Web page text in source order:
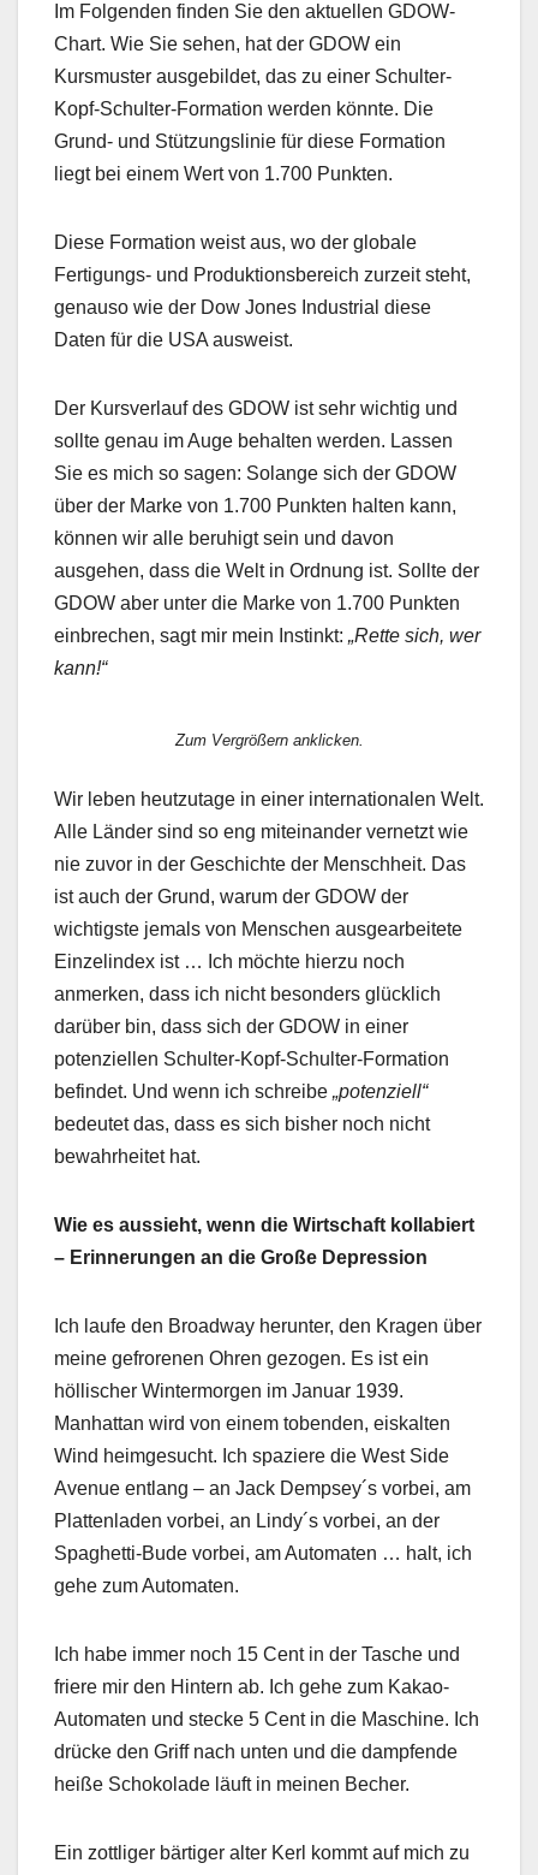
Im Folgenden finden Sie den aktuellen GDOW-
Chart. Wie Sie sehen, hat der GDOW ein
Kursmuster ausgebildet, das zu einer Schulter-
Kopf-Schulter-Formation werden könnte. Die
Grund- und Stützungslinie für diese Formation
liegt bei einem Wert von 1.700 Punkten.
Diese Formation weist aus, wo der globale
Fertigungs- und Produktionsbereich zurzeit steht,
genauso wie der Dow Jones Industrial diese
Daten für die USA ausweist.
Der Kursverlauf des GDOW ist sehr wichtig und
sollte genau im Auge behalten werden. Lassen
Sie es mich so sagen: Solange sich der GDOW
über der Marke von 1.700 Punkten halten kann,
können wir alle beruhigt sein und davon
ausgehen, dass die Welt in Ordnung ist. Sollte der
GDOW aber unter die Marke von 1.700 Punkten
einbrechen, sagt mir mein Instinkt: „Rette sich, wer
kann!“
Zum Vergrößern anklicken.
Wir leben heutzutage in einer internationalen Welt.
Alle Länder sind so eng miteinander vernetzt wie
nie zuvor in der Geschichte der Menschheit. Das
ist auch der Grund, warum der GDOW der
wichtigste jemals von Menschen ausgearbeitete
Einzelindex ist … Ich möchte hierzu noch
anmerken, dass ich nicht besonders glücklich
darüber bin, dass sich der GDOW in einer
potenziellen Schulter-Kopf-Schulter-Formation
befindet. Und wenn ich schreibe „potenziell“
bedeutet das, dass es sich bisher noch nicht
bewahrheitet hat.
Wie es aussieht, wenn die Wirtschaft kollabiert
– Erinnerungen an die Große Depression
Ich laufe den Broadway herunter, den Kragen über
meine gefrorenen Ohren gezogen. Es ist ein
höllischer Wintermorgen im Januar 1939.
Manhattan wird von einem tobenden, eiskalten
Wind heimgesucht. Ich spaziere die West Side
Avenue entlang – an Jack Dempsey´s vorbei, am
Plattenladen vorbei, an Lindy´s vorbei, an der
Spaghetti-Bude vorbei, am Automaten … halt, ich
gehe zum Automaten.
Ich habe immer noch 15 Cent in der Tasche und
friere mir den Hintern ab. Ich gehe zum Kakao-
Automaten und stecke 5 Cent in die Maschine. Ich
drücke den Griff nach unten und die dampfende
heiße Schokolade läuft in meinen Becher.
Ein zottliger bärtiger alter Kerl kommt auf mich zu